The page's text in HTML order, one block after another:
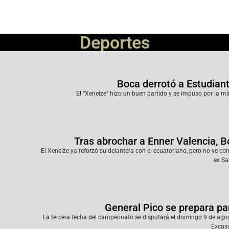
Deportes
Boca derrotó a
El “Xeneize” hizo un buen partido y se impuso por la
Tras abrochar a Enner Valencia,
El Xeneize ya reforzó su delantera con el ecuatoriano, pero no ve
ex
General Pico se prepara
La tercera fecha del campeonato se disputará el domingo 9 de